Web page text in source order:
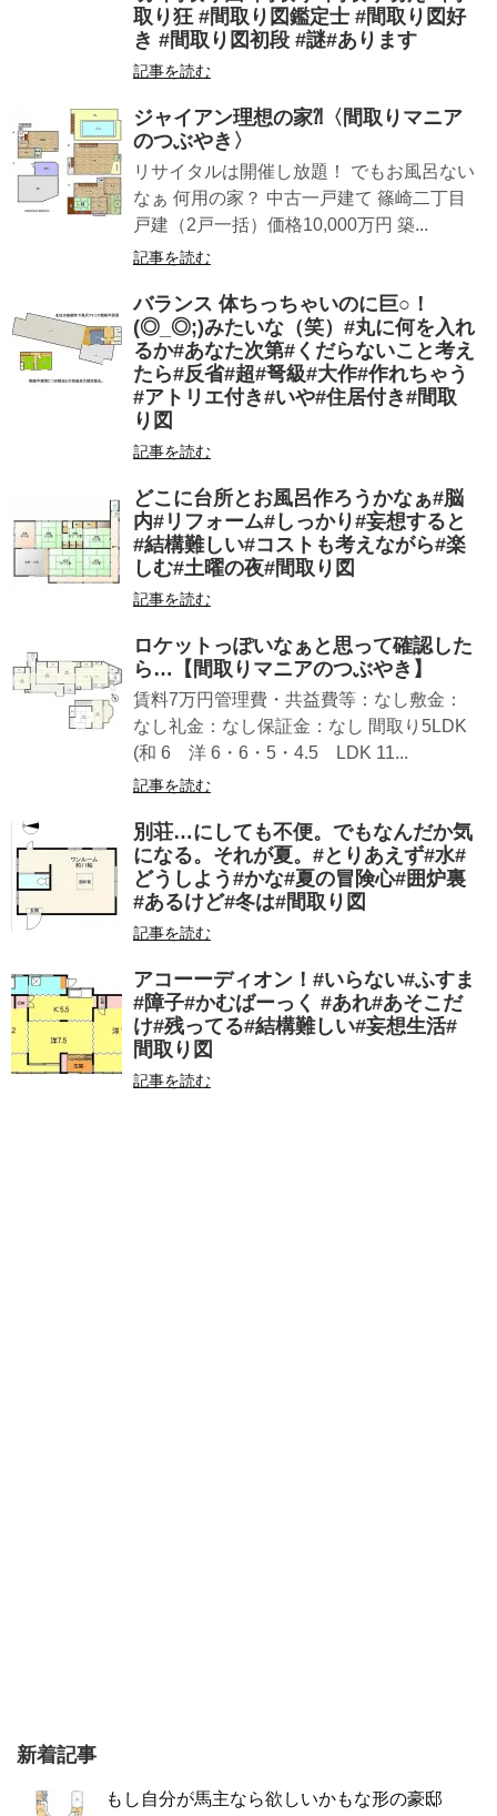
取り狂 #間取り図鑑定士 #間取り図好
き #間取り図初段 #謎#あります
記事を読む
ジャイアン理想の家⁈〈間取りマニア
のつぶやき〉
リサイタルは開催し放題！ でもお風呂ない
なぁ 何用の家？ 中古一戸建て 篠崎二丁目
戸建（2戸一括）価格10,000万円 築...
記事を読む
バランス️ 体ちっちゃいのに巨○！
(◎_◎;)みたいな（笑）#丸に何を入れ
るか#あなた次第#くだらないこと考え
たら#反省#超#弩級#大作#作れちゃう
#アトリエ付き#いや#住居付き#間取
り図
記事を読む
どこに台所とお風呂作ろうかなぁ#脳
内#リフォーム#しっかり#妄想すると
#結構難しい#コストも考えながら#楽
しむ#土曜の夜#間取り図
記事を読む
ロケットっぽいなぁと思って確認した
ら…【間取りマニアのつぶやき】
賃料7万円管理費・共益費等：なし敷金：
なし礼金：なし保証金：なし 間取り5LDK
(和 6 洋 6・6・5・4.5 LDK 11...
記事を読む
別荘…にしても不便。でもなんだか気
になる。それが夏。#とりあえず#水#
どうしよう#かな#夏の冒険心#囲炉裏
#あるけど#冬は#間取り図
記事を読む
アコーーディオン！#いらない#ふすま
#障子#かむばーっく #あれ#あそこだ
け#残ってる#結構難しい#妄想生活#
間取り図
記事を読む
新着記事
もし自分が馬主なら欲しいかもな形の豪邸